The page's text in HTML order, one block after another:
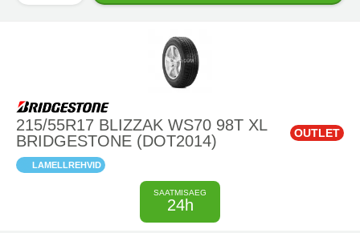
215/55R17 BLIZZAK WS70 98T XL
BRIDGESTONE (DOT2014)
OUTLET
LAMELLREHVID
SAATMISAEG
24h